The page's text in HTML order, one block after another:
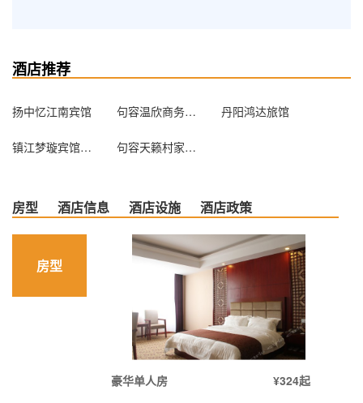
酒店推荐
扬中忆江南宾馆 句容温欣商务宾馆 丹阳鸿达旅馆
镇江梦璇宾馆2店 句容天籁村家庭农场
房型 酒店信息 酒店设施 酒店政策
房型
豪华单人房
¥324起